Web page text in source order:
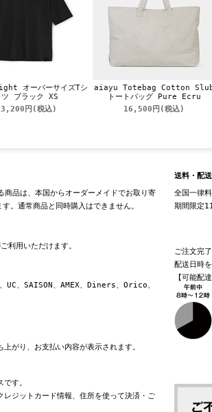
オーバーサイズTシ
ツ ブラック XS
円 (税込)
aiayu Totebag Cotton
トートバッグ Pure Ecru
16,500円 (税込)
商品は、本国からオーダーメイドでお取り寄
。通常商品と同時購入はできません。
利用いただけます。
UC、SAISON、AMEX、Diners、Orico、
がり、お支払い内容が表示されます。
す。
ジットカード情報、住所を使って決済・ご
送料・配
全国一律
期間限定
ご注文完
配送日時
【可能配